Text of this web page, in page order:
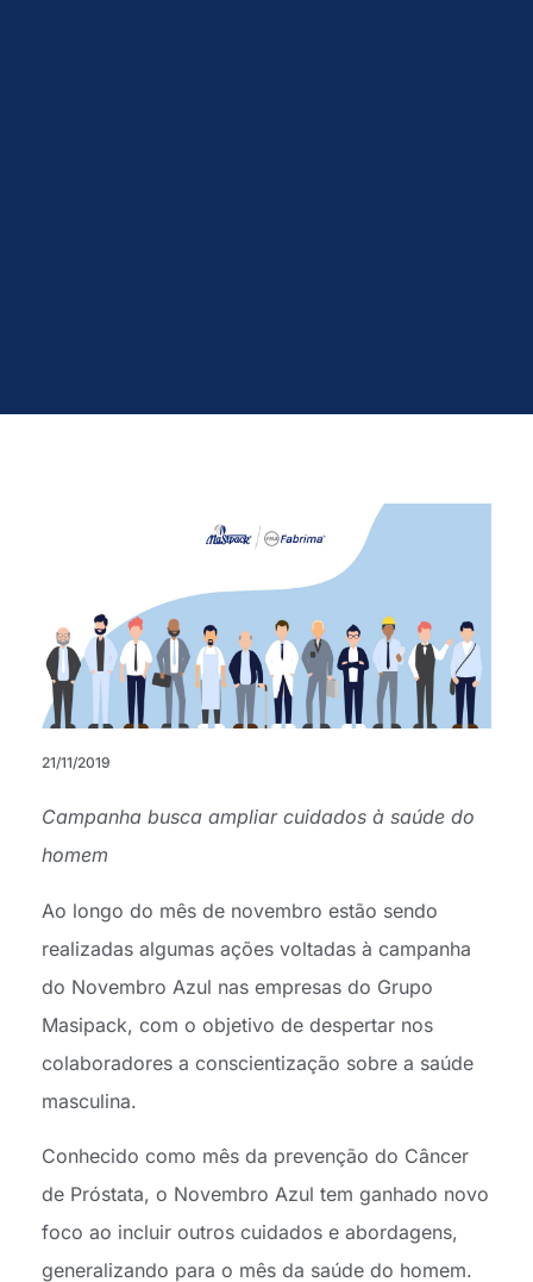
21/11/2019
Campanha busca ampliar cuidados à saúde do
homem
Ao longo do mês de novembro estão sendo
realizadas algumas ações voltadas à campanha
do Novembro Azul nas empresas do Grupo
Masipack, com o objetivo de despertar nos
colaboradores a conscientização sobre a saúde
masculina.
Conhecido como mês da prevenção do Câncer
de Próstata, o Novembro Azul tem ganhado novo
foco ao incluir outros cuidados e abordagens,
generalizando para o mês da saúde do homem.